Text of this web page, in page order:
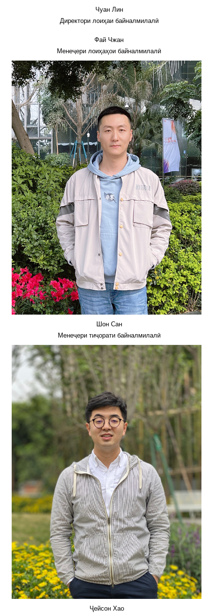
Чуан Лин
Директори лоиҳаи байналмилалӣ
Фай Чжан
Менеҷери лоиҳаҳои байналмилалӣ
Шон Сан
Менеҷери тиҷорати байналмилалӣ
Ҷейсон Хао